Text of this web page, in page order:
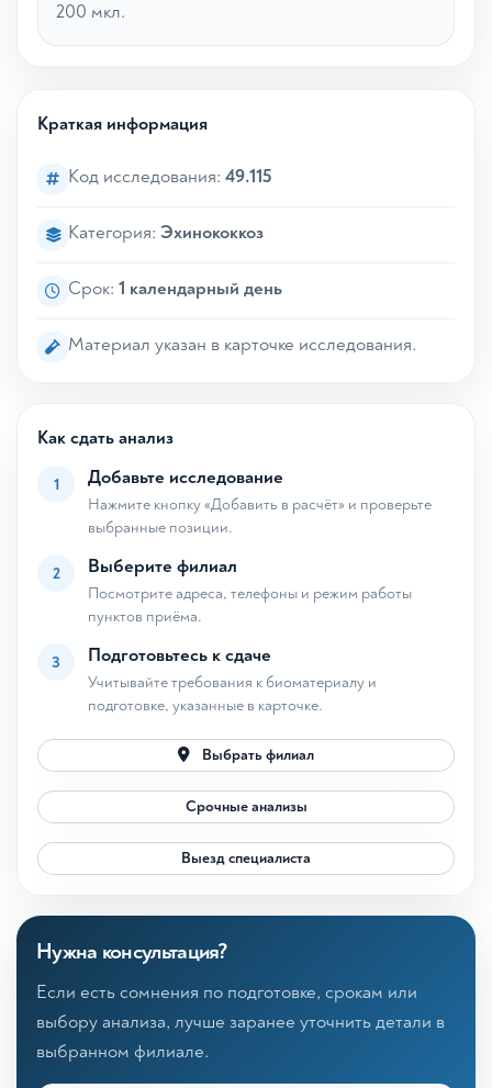
200 мкл.
Краткая информация
Код исследования: 49.115
Категория: Эхинококкоз
Срок: 1 календарный день
Материал указан в карточке исследования.
Как сдать анализ
1 Добавьте исследование
Нажмите кнопку «Добавить в расчёт» и проверьте
выбранные позиции.
2 Выберите филиал
Посмотрите адреса, телефоны и режим работы
пунктов приёма.
3 Подготовьтесь к сдаче
Учитывайте требования к биоматериалу и
подготовке, указанные в карточке.
Выбрать филиал
Срочные анализы
Выезд специалиста
Нужна консультация?
Если есть сомнения по подготовке, срокам или
выбору анализа, лучше заранее уточнить детали в
выбранном филиале.